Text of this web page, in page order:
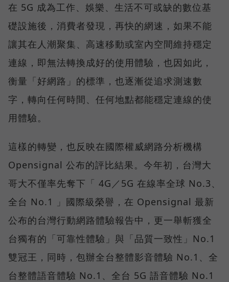
在 5G 成為工作、娛樂、生活不可或缺的數位基
礎設施後，消費者發現，再快的網速，如果不能
讓其在人潮聚集、高速移動或室內空間維持穩定
連線，即無法轉換成好的使用體驗，也因如此，
衡量「好網路」的標準，也逐漸從追求測速數
字，轉向任何時間、任何地點都能穩定連線的使
用體驗。
這樣的轉變，也反映在國際權威網路分析機構
Opensignal 公布的評比結果。今年初，台灣大
哥大不僅率先奪下「 4G／5G 在線率全球 No.3、
全台 No.1 」國際級榮譽，在 Opensignal 最新
公布的台灣行動網路體驗報告中，更一舉斬獲全
台獨有的「可靠性體驗」與「品質一致性」No.1
雙冠王，同時，包辦全台整體影音體驗 No.1、全
台整體語音體驗 No.1、全台 5G 語音體驗 No.1